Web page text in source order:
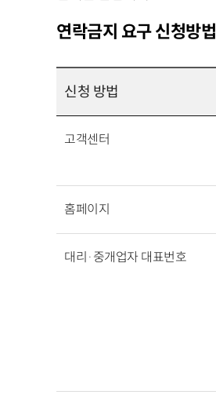
연락금지 요구 신청방법
신청 방법
고객센터
홈페이지
대리·중개업자 대표번호